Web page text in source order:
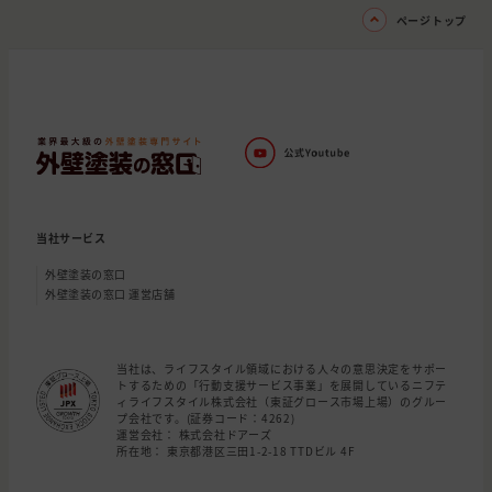
ページトップ
当社サービス
外壁塗装の窓口
外壁塗装の窓口 運営店舗
当社は、ライフスタイル領域における人々の意思決定をサポー
トするための「行動支援サービス事業」を展開しているニフテ
ィライフスタイル株式会社（東証グロース市場上場）のグルー
プ会社です。(証券コード：4262)
運営会社： 株式会社ドアーズ
所在地： 東京都港区三田1-2-18 TTDビル 4F